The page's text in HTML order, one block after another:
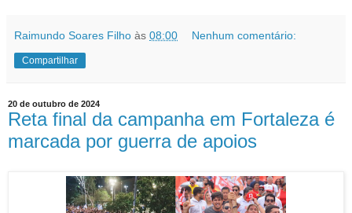
Raimundo Soares Filho às 08:00 Nenhum comentário:
Compartilhar
20 de outubro de 2024
Reta final da campanha em Fortaleza é
marcada por guerra de apoios